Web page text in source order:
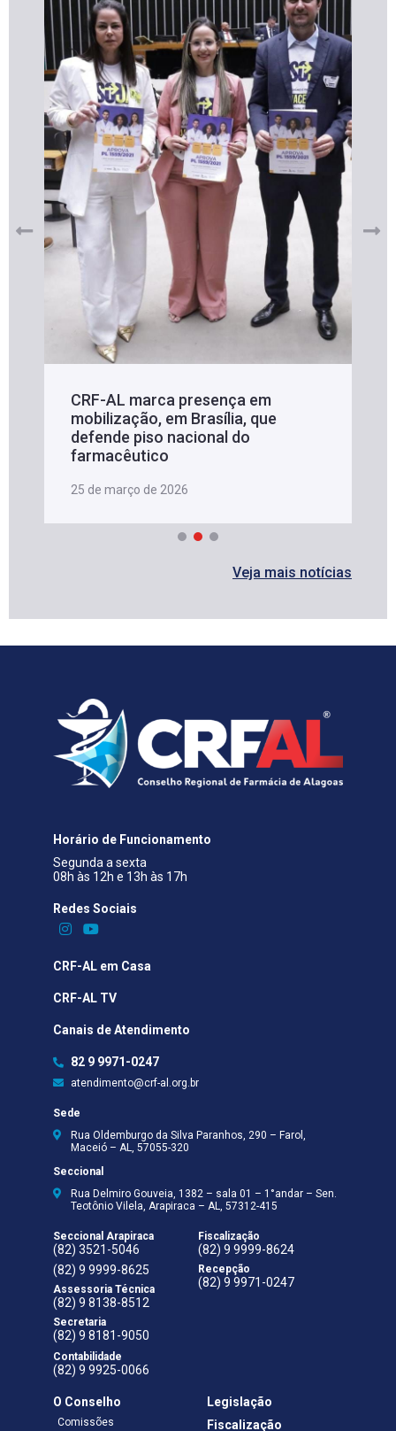
CRF-AL marca presença em
mobilização, em Brasília, que
defende piso nacional do
farmacêutico
25 de março de 2026
Veja mais notícias
Horário de Funcionamento
Segunda a sexta
08h às 12h e 13h às 17h
Redes Sociais​
CRF-AL em Casa
CRF-AL TV
Canais de Atendimento
82 9 9971-0247
atendimento@crf-al.org.br
Sede
Rua Oldemburgo da Silva Paranhos, 290 – Farol,
Maceió – AL, 57055-320
Seccional
Rua Delmiro Gouveia, 1382 – sala 01 – 1°andar – Sen.
Teotônio Vilela, Arapiraca – AL, 57312-415
Seccional Arapiraca
(82) 3521-5046
(82) 9 9999-8625
Assessoria Técnica
(82) 9 8138-8512
Secretaria
(82) 9 8181-9050
Contabilidade
(82) 9 9925-0066
Fiscalização
(82) 9 9999-8624
Recepção
(82) 9 9971-0247
O Conselho
Comissões
Legislação
Fiscalização